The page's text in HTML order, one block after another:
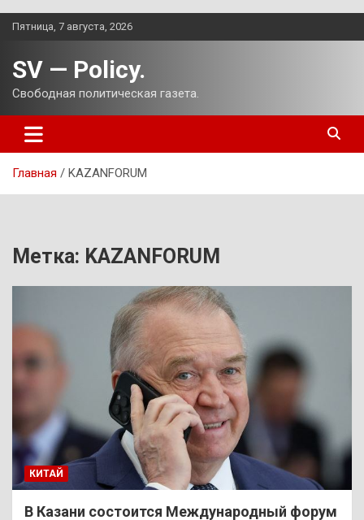
Перейти
Пятница, 7 августа, 2026
SV — Policy.
Свободная политическая газета.
Главная KAZANFORUM
Метка: KAZANFORUM
КИТАЙ
В Казани состоится Международный форум